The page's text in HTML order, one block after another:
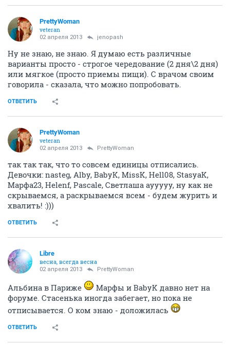
PrettyWoman
veteran
02 апреля 2013 jenopash
Ну не знаю, не знаю. Я думаю есть различные
варианты просто - строгое чередование (2 дня\2 дня)
или мягкое (просто приемы пищи). С врачом своим
говорила - сказала, что можно попробовать.
ОТВЕТИТЬ
PrettyWoman
veteran
02 апреля 2013 PrettyWoman
так так так, что то совсем единицы отписались.
Девочки: nasteg, Alby, BabyK, MissK, Hell08, StasyaK,
Марфа23, Helenf, Pascale, Светлаша аууууу, ну как не
скрываемся, а раскрываемся всем - будем журить и
хвалить! :)))
ОТВЕТИТЬ
Libre
весна, всегда весна
02 апреля 2013 PrettyWoman
Альбина в Париже
Марфы и BabyK давно нет на
форуме. Стасенька иногда забегает, но пока не
отписывается. О ком знаю - доложилась
ОТВЕТИТЬ